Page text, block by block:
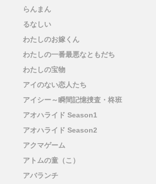
らんまん
るなしい
わたしのお嫁くん
わたしの一番最悪なともだち
わたしの宝物
アイのない恋人たち
アイシー～瞬間記憶捜査・柊班
アオハライド Season1
アオハライド Season2
アクマゲーム
アトムの童（こ）
アバランチ